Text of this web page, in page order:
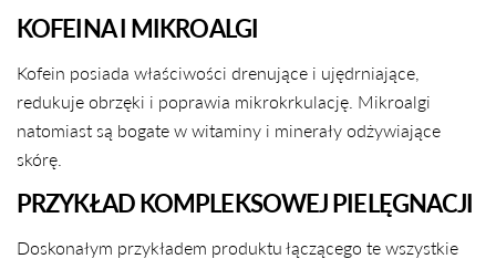
KOFEINA I MIKROALGI
Kofein posiada właściwości drenujące i ujędrniające,
redukuje obrzęki i poprawia mikrokrkulację. Mikroalgi
natomiast są bogate w witaminy i minerały odżywiające
skórę.
PRZYKŁAD KOMPLEKSOWEJ PIELĘGNACJI
Doskonałym przykładem produktu łączącego te wszystkie